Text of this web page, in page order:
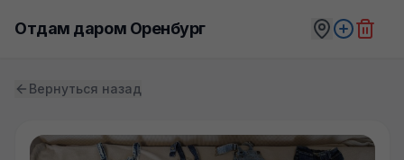
Отдам даром Оренбург
Вернуться назад